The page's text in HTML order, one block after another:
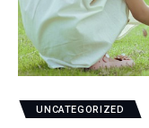
UNCATEGORIZED